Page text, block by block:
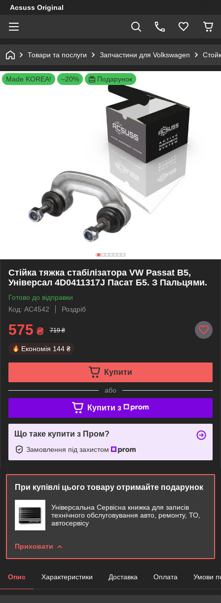
Acsuss Original
Товари та послуги Запчастини для Volkswagen
Made KOREA! –20% Подарунок
Стійка тяжка стабілізатора VW Passat B5,
Універсал 4D0411317J Пасат Б5. З Пальцями.
Готово до відправки
Код: AC4542
Роздріб
575 ₴ 719 ₴
Економія 144 ₴
Купити
або
Купити з
Що таке купити з Пром?
Замовлення під захистом
При купівлі цього товару отримайте подарунок
Універсальна Сервісна книжка для записів
технічного обслуговування авто, ремонту, ТО,
автосервісу
Приховати
Опис Характеристики Доставка Оплата Умови